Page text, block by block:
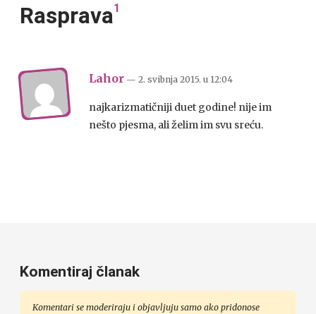
Rasprava1
Lahor — 2. svibnja 2015. u 12:04
najkarizmatičniji duet godine! nije im
nešto pjesma, ali želim im svu sreću.
Komentiraj članak
Komentari se moderiraju i objavljuju samo ako pridonose